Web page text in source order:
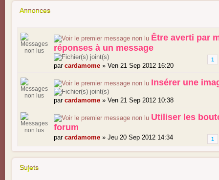
Annonces
Être averti par
réponses à un message
1
par cardamome » Ven 21 Sep 2012 16:20
Insérer une
par cardamome » Ven 21 Sep 2012 10:38
Utiliser les
forum
1
par cardamome » Jeu 20 Sep 2012 14:34
Sujets